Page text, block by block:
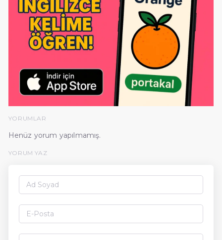
YORUMLAR
Henüz yorum yapılmamış.
YORUM YAZ